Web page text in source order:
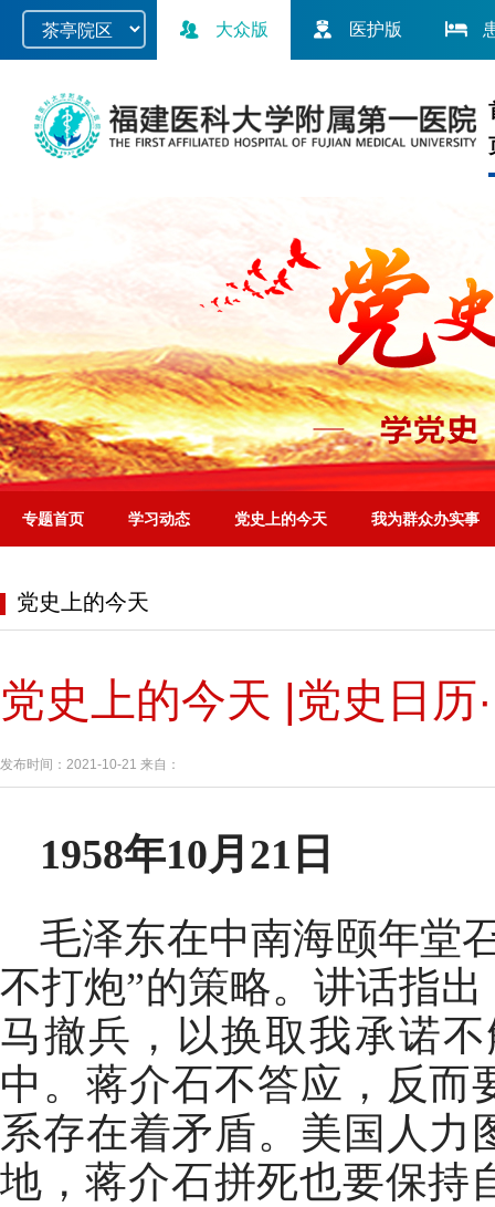
大众版 医护版
专题首页 学习动态 党史上的今天 我为群众办实事
党史上的今天
党史上的今天 |党史日历
发布时间：2021-10-21 来自：
1958年10月21日
毛泽东在中南海颐年堂
不打炮”的策略。讲话指
马撤兵，以换取我承诺
中。蒋介石不答应，反而
系存在着矛盾。美国人力
地，蒋介石拼死也要保持